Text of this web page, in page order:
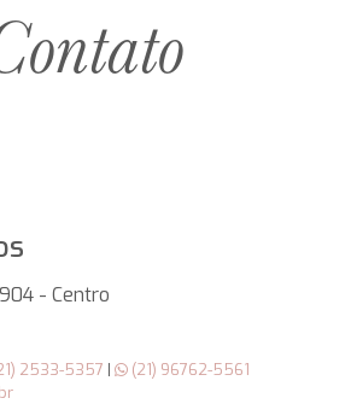
- Centro
2533-5357 |
(21) 96762-5561